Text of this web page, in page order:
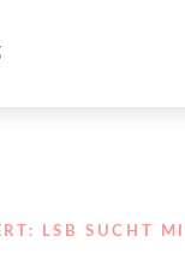
LSB SUCHT